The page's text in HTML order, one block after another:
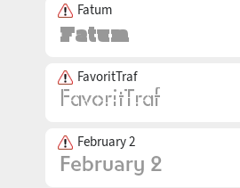
Fatum
FavoritTraf
February 2